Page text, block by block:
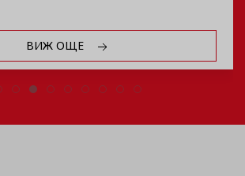
ВИЖ ОЩЕ